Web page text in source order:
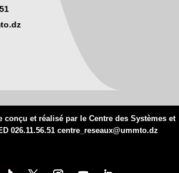
conçu et réalisé par le Centre des Systèmes et
026.11.56.51 centre_reseaux@ummto.dz